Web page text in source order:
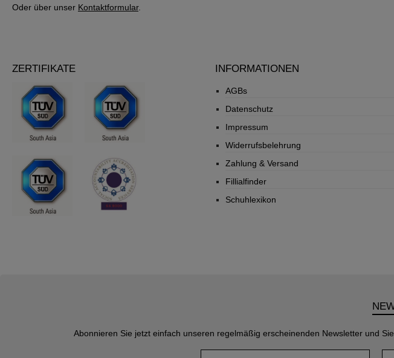
Oder über unser Kontaktformular.
ZERTIFIKATE INFORMATIONEN
AGBs
Datenschutz
Impressum
Widerrufsbelehrung
Zahlung & Versand
Fillialfinder
Schuhlexikon
Abonnieren Sie jetzt einfach unseren regelmäßig erscheinenden Newsletter und